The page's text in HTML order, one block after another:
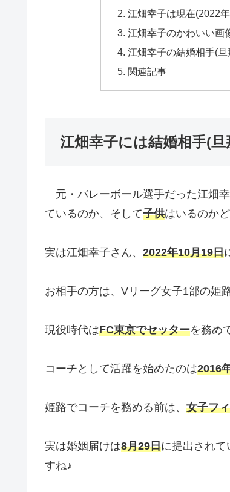
江畑幸子は現在(2022
江畑幸子のかわいい画
江畑幸子の結婚相手(
関連記事
江畑幸子には結婚相手(旦
元・バレーボール選手だった江畑
ているのか、そして子供はいるのか
実は江畑幸子さん、 2022年10月19日
お相手の方は、Vリーグ女子1部の姫
現役時代はFC東京でセッターを務め
コーチとして活躍を始めたのは2016
姫路でコーチを務める前は、 女子フ
実は婚姻届けは8月29日に提出され
すね♪